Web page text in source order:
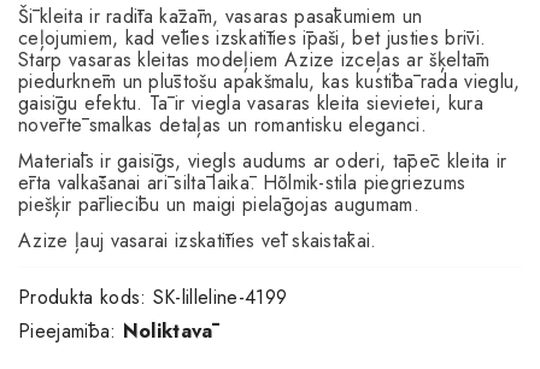
Šī kleita ir radīta kāzām, vasaras pasākumiem un
ceļojumiem, kad vēlies izskatīties īpaši, bet justies brīvi.
Starp vasaras kleitas modeļiem Azize izceļas ar šķeltām
piedurknēm un plūstošu apakšmalu, kas kustībā rada vieglu,
gaisīgu efektu. Tā ir viegla vasaras kleita sievietei, kura
novērtē smalkas detaļas un romantisku eleganci.
Materiāls ir gaisīgs, viegls audums ar oderi, tāpēc kleita ir
ērta valkāšanai arī siltā laikā. Hõlmik-stila piegriezums
piešķir pārliecību un maigi pielāgojas augumam.
Azize ļauj vasarai izskatīties vēl skaistākai.
Produkta kods: SK-lilleline-4199
Pieejamība: Noliktavā